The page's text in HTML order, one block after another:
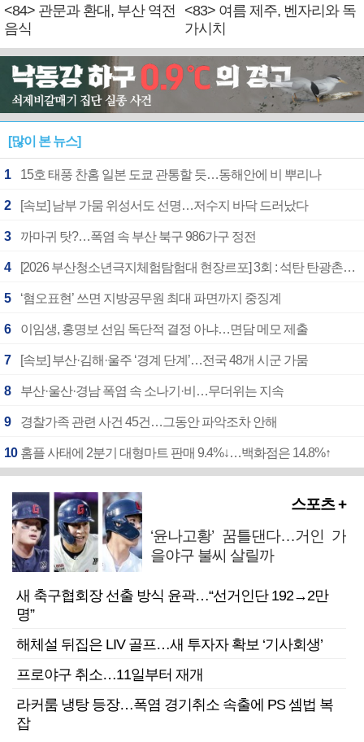
<84> 관문과 환대, 부산 역전
음식
<83> 여름 제주, 벤자리와 독
가시치
[많이 본 뉴스]
1 15호 태풍 찬홈 일본 도쿄 관통할 듯…동해안에 비 뿌리나
2 [속보] 남부 가뭄 위성서도 선명…저수지 바닥 드러났다
3 까마귀 탓?…폭염 속 부산 북구 986가구 정전
4 [2026 부산청소년극지체험탐험대 현장르포] 3회 : 석탄 탄광촌에서 북극 연구의 중심지로
5 ‘혐오표현’ 쓰면 지방공무원 최대 파면까지 중징계
6 이임생, 홍명보 선임 독단적 결정 아냐…면담 메모 제출
7 [속보] 부산·김해·울주 ‘경계 단계’…전국 48개 시군 가뭄
8 부산·울산·경남 폭염 속 소나기·비…무더위는 지속
9 경찰가족 관련 사건 45건…그동안 파악조차 안해
10 홈플 사태에 2분기 대형마트 판매 9.4%↓…백화점은 14.8%↑
스포츠 +
‘윤나고황’ 꿈틀댄다…거인 가
을야구 불씨 살릴까
새 축구협회장 선출 방식 윤곽…“선거인단 192→2만
명”
해체설 뒤집은 LIV 골프…새 투자자 확보 ‘기사회생’
프로야구 취소…11일부터 재개
라커룸 냉탕 등장…폭염 경기취소 속출에 PS 셈법 복
잡